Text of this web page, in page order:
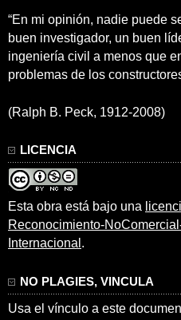
“En mi opinión, nadie puede
buen investigador, un buen
ingeniería civil a menos que
problemas de los
(Ralph B. Peck, 1912-2008)
LICENCIA
Esta obra está bajo una
Reconocimiento-
Internacional .
NO PLAGIES, VINCULA
Usa el vínculo a este